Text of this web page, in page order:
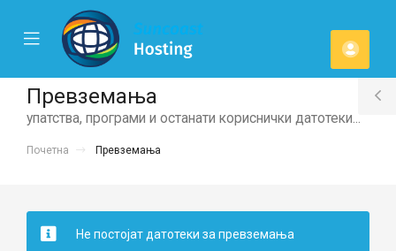
Mobile
Menu
Ваша
Превземања
упатства, програми и останати кориснички датотеки...
Почетна Превземања
Не постојат датотеки за превземања